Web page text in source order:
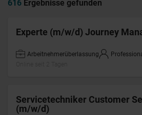
616 Ergebnisse gefunden
Experte (m/w/d) Journey
Arbeitnehmerüberlassung
Servicetechniker Customer
(m/w/d)